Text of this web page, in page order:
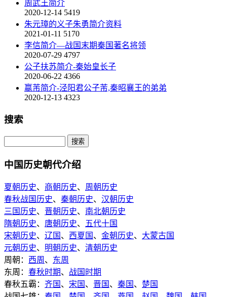
周武王简介
2020-12-14 5419
朱元璋的义子朱勇简介资料
2021-01-11 5170
李信简介—战国末期秦国著名将领
2020-07-29 4797
公子扶苏简介-秦始皇长子
2020-06-22 4366
嬴芾简介-泾阳君公子芾,秦昭襄王的弟弟
2020-12-13 4323
搜索
中国历史朝代介绍
夏朝历史、 商朝历史、 周朝历史
春秋战国历史、 秦朝历史、 汉朝历史
三国历史、 晋朝历史、 南北朝历史
隋朝历史、 唐朝历史、
五代十国
宋朝历史、 辽国 、 西夏国 、 金朝历史、 大蒙古国
元朝历史、 明朝历史、 清朝历史
周朝： 西周 、 东周
东周： 春秋时期、 战国时期
春秋五霸： 齐国 、 宋国 、 晋国 、 秦国 、 楚国